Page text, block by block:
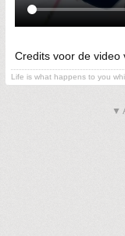
Credits voor de video
Life is what happens to you
▼